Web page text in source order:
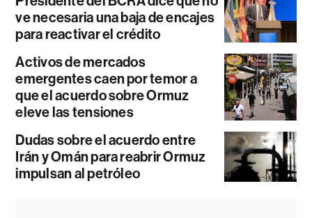
ve necesaria una baja de encajes
para reactivar el crédito
Activos de mercados
emergentes caen por temor a
que el acuerdo sobre Ormuz
eleve las tensiones
Dudas sobre el acuerdo entre
Irán y Omán para reabrir Ormuz
impulsan al petróleo